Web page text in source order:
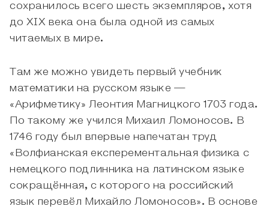
сохранилось всего шесть экземпляров, хотя
до XIX века она была одной из самых
читаемых в мире.
Там же можно увидеть первый учебник
математики на русском языке —
«Арифметику» Леонтия Магницкого 1703 года.
По такому же учился Михаил Ломоносов. В
1746 году был впервые напечатан труд
«Волфианская експерементальная физика с
немецкого подлинника на латинском языке
сокращённая, с которого на российский
язык перевёл Михайло Ломоносов». В основе